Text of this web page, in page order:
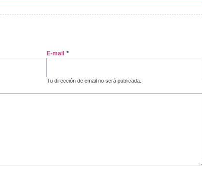
E-mail *
Tu dirección de email no será publicada.